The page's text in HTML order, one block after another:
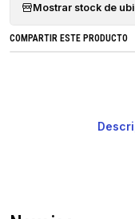
Mostrar stock de
COMPARTIR ESTE PRODUCTO